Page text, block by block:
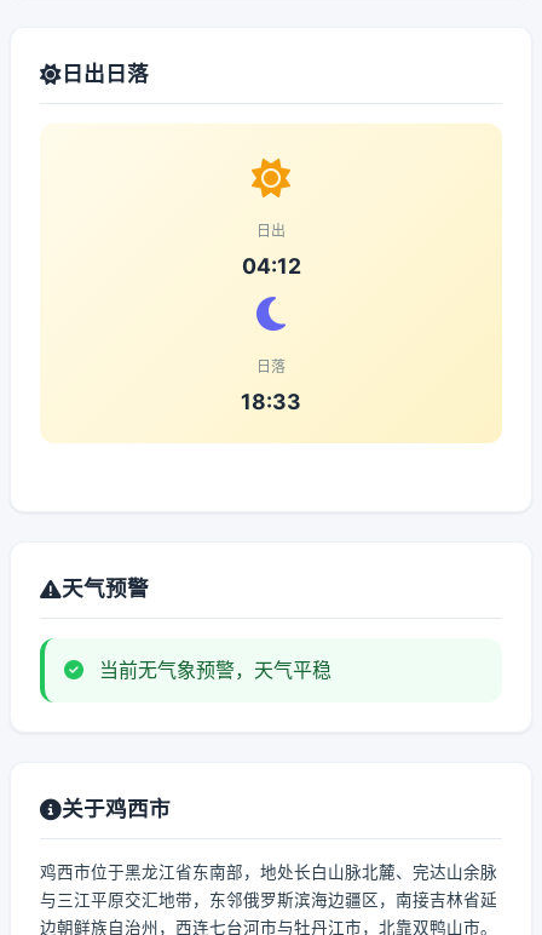
日出日落
日出
04:12
日落
18:33
天气预警
当前无气象预警，天气平稳
关于鸡西市
鸡西市位于黑龙江省东南部，地处长白山脉北麓、完达山余脉
与三江平原交汇地带，东邻俄罗斯滨海边疆区，南接吉林省延
边朝鲜族自治州，西连七台河市与牡丹江市，北靠双鸭山市。